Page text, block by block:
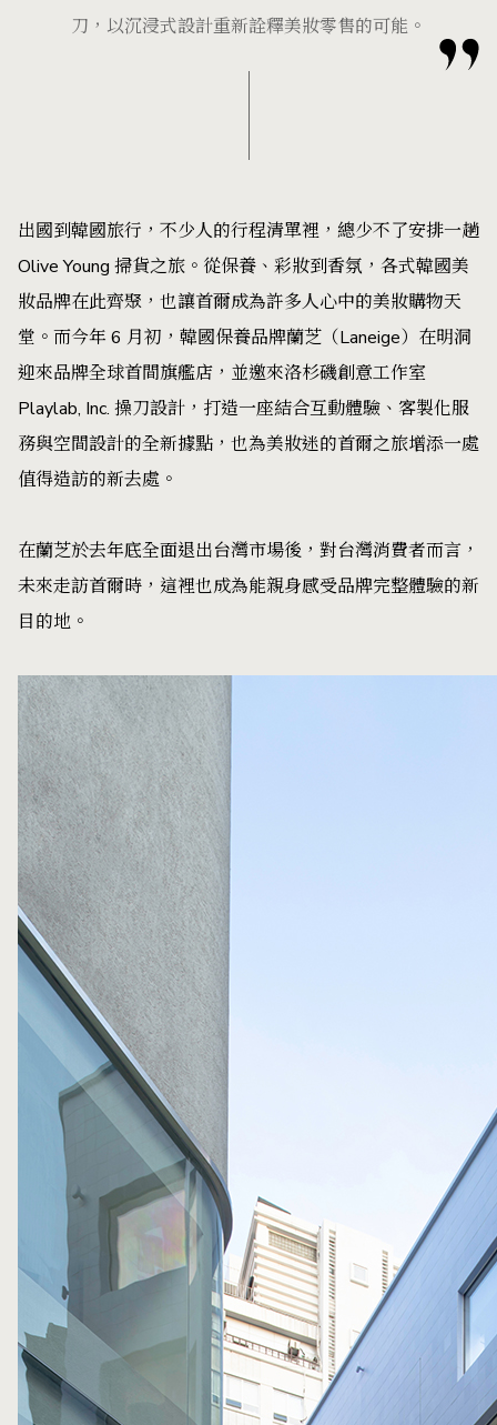
刀，以沉浸式設計重新詮釋美妝零售的可能。
出國到韓國旅行，不少人的行程清單裡，總少不了安排一趟
Olive Young 掃貨之旅。從保養、彩妝到香氛，各式韓國美
妝品牌在此齊聚，也讓首爾成為許多人心中的美妝購物天
堂。而今年 6 月初，韓國保養品牌蘭芝（Laneige）在明洞
迎來品牌全球首間旗艦店，並邀來洛杉磯創意工作室
Playlab, Inc. 操刀設計，打造一座結合互動體驗、客製化服
務與空間設計的全新據點，也為美妝迷的首爾之旅增添一處
值得造訪的新去處。
在蘭芝於去年底全面退出台灣市場後，對台灣消費者而言，
未來走訪首爾時，這裡也成為能親身感受品牌完整體驗的新
目的地。